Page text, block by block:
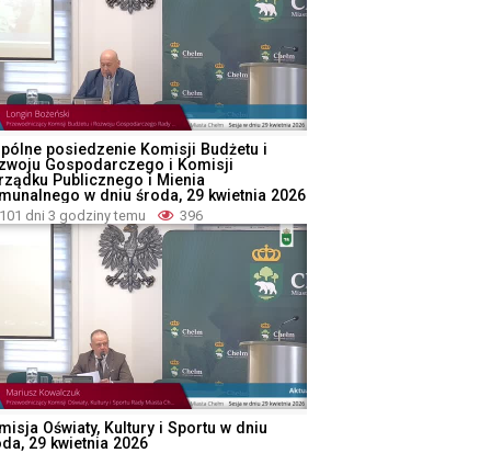
posiedzenie Komisji Budżetu i
Gospodarczego i Komisji
Publicznego i Mienia
w dniu środa, 29 kwietnia 2026
101 dni 3 godziny temu 396
Oświaty, Kultury i Sportu w dniu
29 kwietnia 2026